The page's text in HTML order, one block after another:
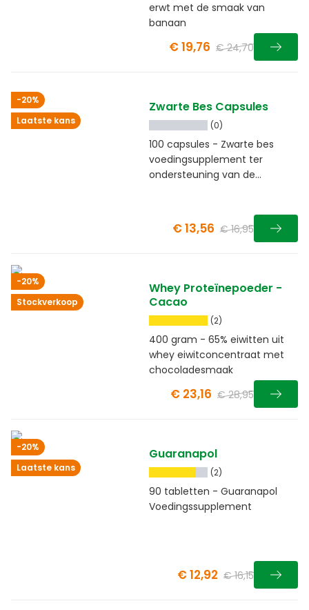
erwt met de smaak van
banaan
€ 19,76 € 24,70
-20%
Laatste kans
Zwarte Bes Capsules
(0)
100 capsules - Zwarte bes
voedingsupplement ter
ondersteuning van de
€ 13,56 € 16,95
-20%
Stockverkoop
Whey Proteïnepoeder -
Cacao
(2)
400 gram - 65% eiwitten uit
whey eiwitconcentraat met
chocoladesmaak
€ 23,16 € 28,95
-20%
Laatste kans
Guaranapol
(2)
90 tabletten - Guaranapol
Voedingssupplement
€ 12,92 € 16,15